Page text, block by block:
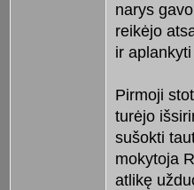
narys
reikėjo
ir
Pirmoji
turėjo
sušokti
mokytoja
atlikę